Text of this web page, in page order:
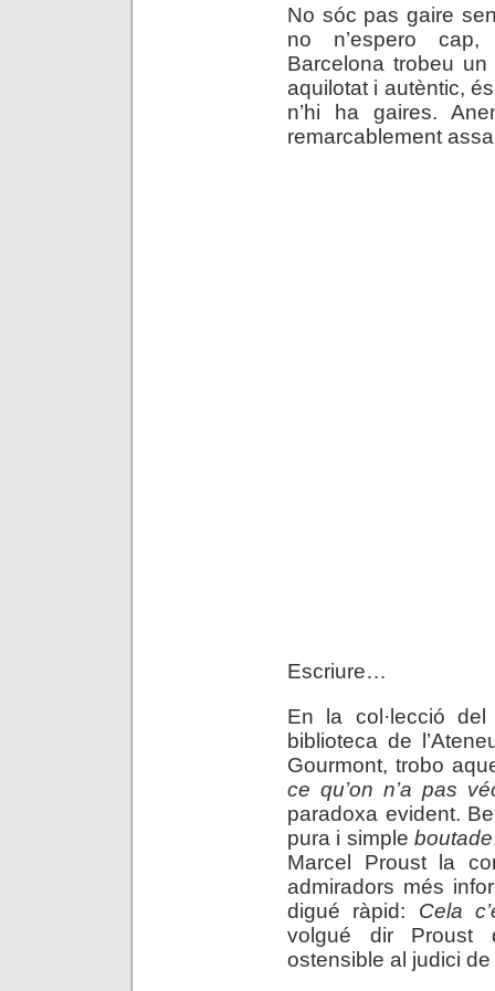
No sóc pas gaire
no n’espero
Barcelona trobeu
aquilotat i autèntic,
n’hi ha gaires.
remarcablement
Escriure…
En la col·lecció
biblioteca de
Gourmont, trobo
ce qu’on n’a pas
paradoxa evident.
pura i simple boutade
Marcel Proust la
admiradors més
digué ràpid: Cela
volgué dir Proust
ostensible al judici